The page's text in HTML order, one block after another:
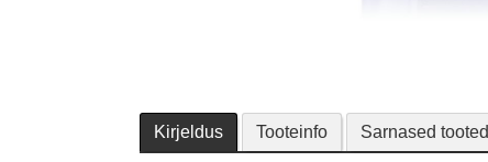
Kirjeldus Tooteinfo Sarnased tooted